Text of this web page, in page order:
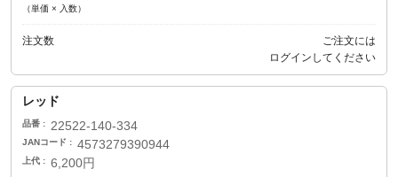
（単価 × 入数）
注文数
ご注文には
ログイン してください
レッド
品番 22522-140-334
JANコード 4573279390944
上代 6,200円